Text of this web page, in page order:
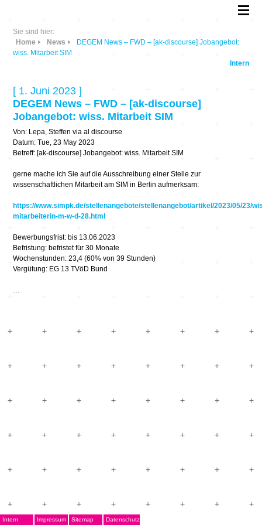
Sie sind hier:
Home
News
DEGEM News – FWD – [ak-discourse] Jobangebot:
wiss. Mitarbeit SIM
Intern
[ 1. Juni 2023 ]
DEGEM News – FWD – [ak-discourse]
Jobangebot: wiss. Mitarbeit SIM
Von: Lepa, Steffen via al discourse
Datum: Tue, 23 May 2023
Betreff: [ak-discourse] Jobangebot: wiss. Mitarbeit SIM
gerne mache ich Sie auf die Ausschreibung einer Stelle zur
wissenschaftlichen Mitarbeit am SIM in Berlin aufmerksam:
https://www.simpk.de/stellenangebote/stellenangebot/artikel/2023/05/23/
mitarbeiterin-m-w-d-28.html
Bewerbungsfrist: bis 13.06.2023
Befristung: befristet für 30 Monate
Wochenstunden: 23,4 (60% von 39 Stunden)
Vergütung: EG 13 TVöD Bund
…
Intern Impressum Sitemap Datenschutz